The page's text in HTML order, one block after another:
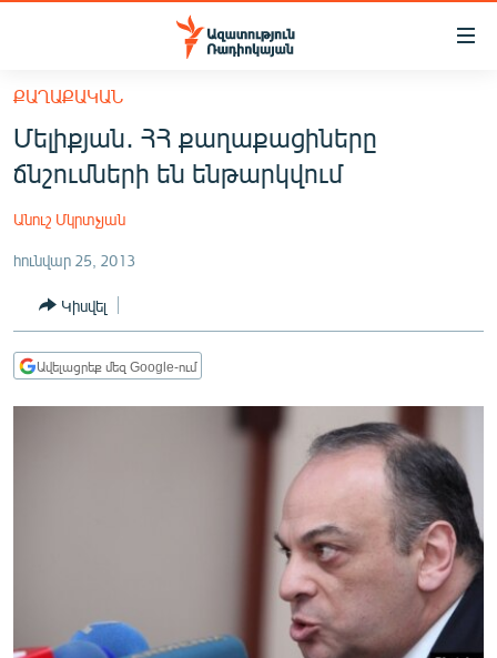
Մատչելիության
հիմնական
բովանդակությանը
Անցնել
հիմնական
մենյուին
ՀԱՅԱՍՏԱՆ
ՔԱՂԱՔԱԿԱՆ
ԸՆՏՐՈՒԹՅՈՒՆՆԵՐ 2026
ԻՐԱՎՈՒՆՔ
ՀԱՍԱՐԱԿՈՒԹՅՈՒՆ
ՏՆՏԵՍՈՒԹՅՈՒՆ
ՊԱՏԵՐԱԶՄԻ 6 ՇԱԲԱԹՆԵՐԸ
ՄԵԿՆԱԲԱՆՈՒԹՅՈՒՆ
ՔԱՂԱՔԱԿԱՆ
Մելիքյան․ ՀՀ քաղաքացիները
ճնշումների են ենթարկվում
Անուշ Մկրտչյան
հունվար 25, 2013
Կիսվել
Ավելացրեք մեզ Google-ում